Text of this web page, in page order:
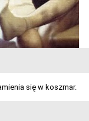
się w koszmar.